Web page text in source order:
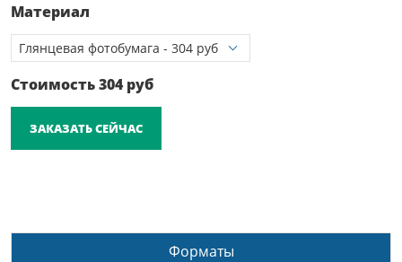
Материал
Стоимость304 руб
ЗАКАЗАТЬ СЕЙЧАС
Форматы